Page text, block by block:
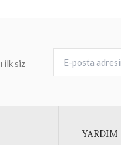
ilk siz
YARDIM